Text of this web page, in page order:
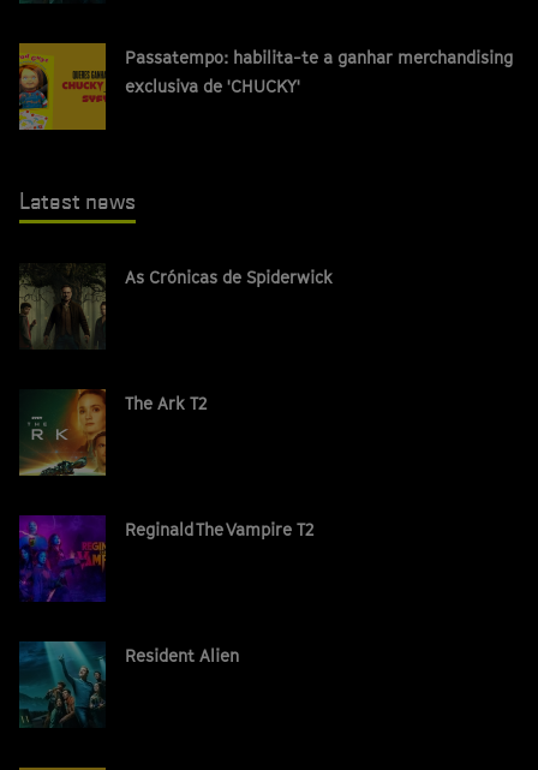
Passatempo: habilita-te a ganhar merchandising
exclusiva de 'CHUCKY'
Latest news
As Crónicas de Spiderwick
The Ark T2
Reginald The Vampire T2
Resident Alien